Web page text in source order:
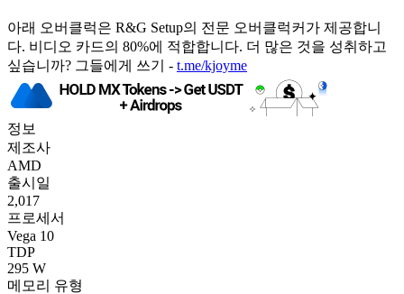
아래 오버클럭은 R&G Setup의 전문 오버클럭커가 제공합니
다. 비디오 카드의 80%에 적합합니다. 더 많은 것을 성취하고
싶습니까? 그들에게 쓰기 - t.me/kjoyme
정보
제조사
AMD
출시일
2,017
프로세서
Vega 10
TDP
295 W
메모리 유형